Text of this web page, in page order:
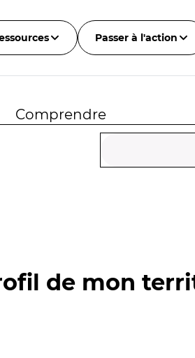
Passer à l'action
Comprendre
de mon